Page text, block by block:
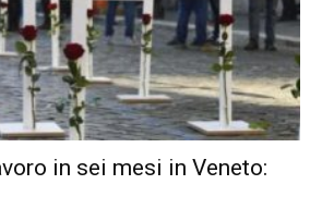
in sei mesi in Veneto: